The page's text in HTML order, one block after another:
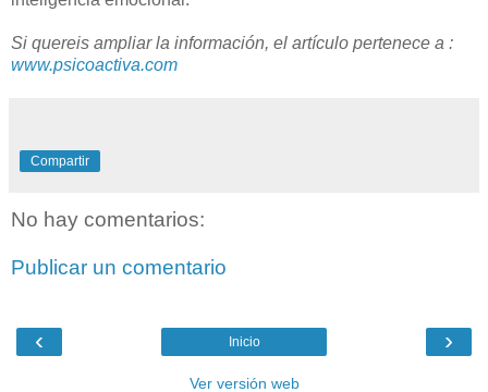
Si quereis ampliar la información, el artículo pertenece a :
www.psicoactiva.com
Compartir
No hay comentarios:
Publicar un comentario
‹ ›
Inicio
Ver versión web